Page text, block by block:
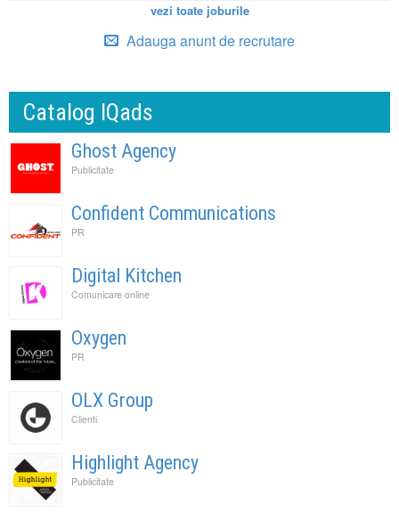
vezi toate joburile
Adauga anunt de recrutare
Catalog IQads
Ghost Agency
Publicitate
Confident Communications
PR
Digital Kitchen
Comunicare online
Oxygen
PR
OLX Group
Clienti
Highlight Agency
Publicitate